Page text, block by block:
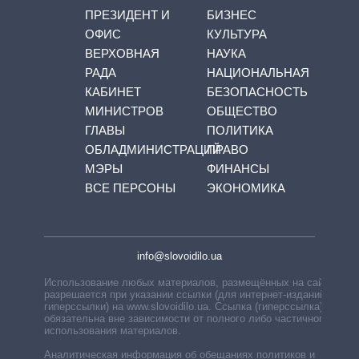
ПРЕЗИДЕНТ И
ОФИС
ВЕРХОВНАЯ
РАДА
КАБИНЕТ
МИНИСТРОВ
ГЛАВЫ
ОБЛАДМИНИСТРАЦИЙ
МЭРЫ
ВСЕ ПЕРСОНЫ
БИЗНЕС
КУЛЬТУРА
НАУКА
НАЦИОНАЛЬНАЯ
БЕЗОПАСНОСТЬ
ОБЩЕСТВО
ПОЛИТИКА
ПРАВО
ФИНАНСЫ
ЭКОНОМИКА
info@slovoidilo.ua
Использование любых материалов, размещённых на сайте,
разрешается при указании ссылки (для интернет-изданий —
гиперссылки) на www.slovoidilo.ua. Ссылка (гиперссылка)
обязательна вне зависимости от полного либо частичного
использования материалов.
Аналитическая информация об обещаниях политиков и